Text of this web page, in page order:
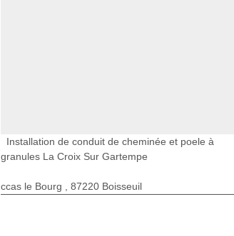
Installation de conduit de cheminée et poele à
granules La Croix Sur Gartempe
ccas le Bourg , 87220 Boisseuil